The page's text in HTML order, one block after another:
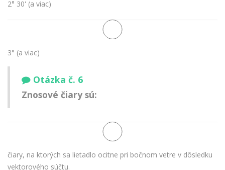
2° 30' (a viac)
3° (a viac)
Otázka č. 6
Znosové čiary sú:
čiary, na ktorých sa lietadlo ocitne pri bočnom vetre v dôsledku
vektorového súčtu.